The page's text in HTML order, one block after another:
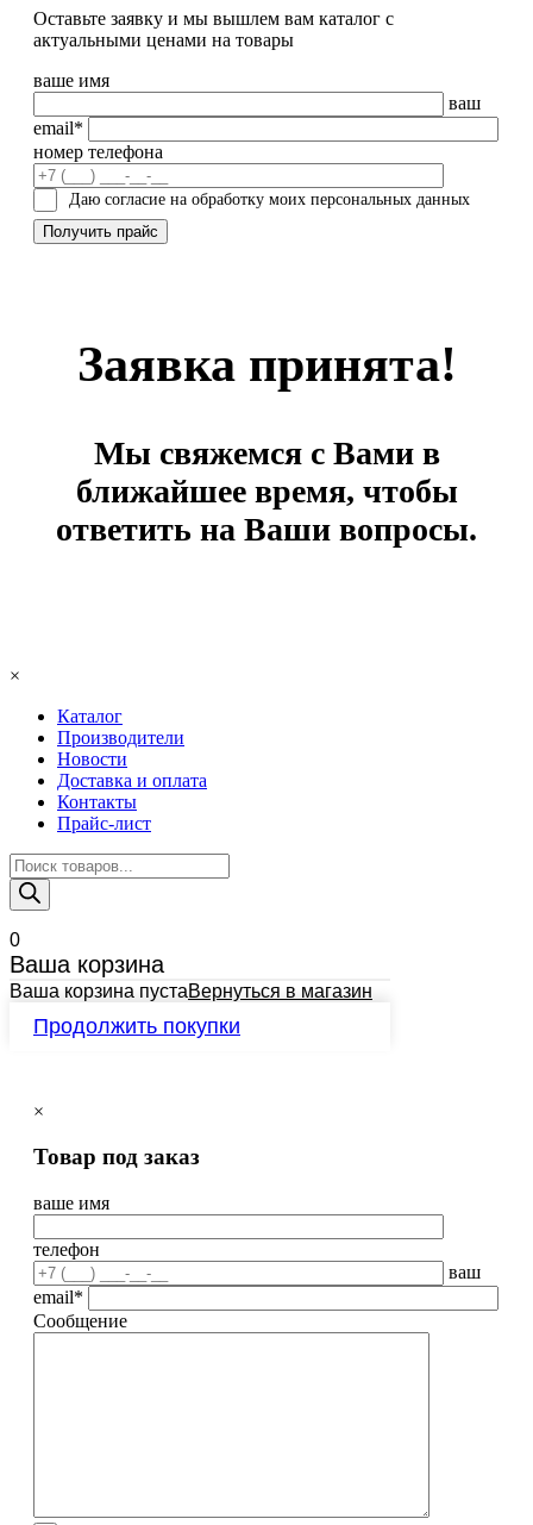
Оставьте заявку и мы вышлем вам каталог с
актуальными ценами на товары
ваше имя
ваш
email*
номер телефона
Даю согласие на обработку моих персональных данных
Заявка принята!
Мы свяжемся с Вами в
ближайшее время, чтобы
ответить на Ваши вопросы.
×
Каталог
Производители
Новости
Доставка и оплата
Контакты
Прайс-лист
Поиск
товаров
0
Ваша корзина
Ваша корзина пустаВернуться в магазин
Продолжить покупки
×
Товар под заказ
ваше имя
телефон
ваш
email*
Сообщение